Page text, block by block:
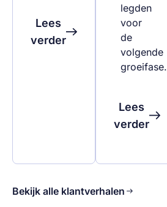
Lees
verder
legden
voor
de
volgende
groeifase.
Lees
verder
Bekijk alle klantverhalen